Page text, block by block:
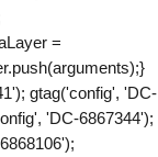
=
gtag('config', 'DC-
'DC-6867344');